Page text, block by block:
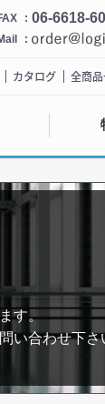
06-6618-
カタログ 全商
す。
い合わせ下さ